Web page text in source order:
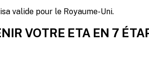
valide pour le Royaume-Uni.
VOTRE ETA EN 7